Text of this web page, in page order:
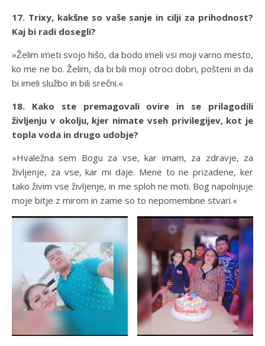
17. Trixy, kakšne so vaše sanje in cilji za prihodnost?
Kaj bi radi dosegli?
»Želim imeti svojo hišo, da bodo imeli vsi moji varno mesto,
ko me ne bo. Želim, da bi bili moji otroci dobri, pošteni in da
bi imeli službo in bili srečni.«
18. Kako ste premagovali ovire in se prilagodili
življenju v okolju, kjer nimate vseh privilegijev, kot je
topla voda in drugo udobje?
»Hvaležna sem Bogu za vse, kar imam, za zdravje, za
življenje, za vse, kar mi daje. Mene to ne prizadene, ker
tako živim vse življenje, in me sploh ne moti. Bog napolnjuje
moje bitje z mirom in zame so to nepomembne stvari.«